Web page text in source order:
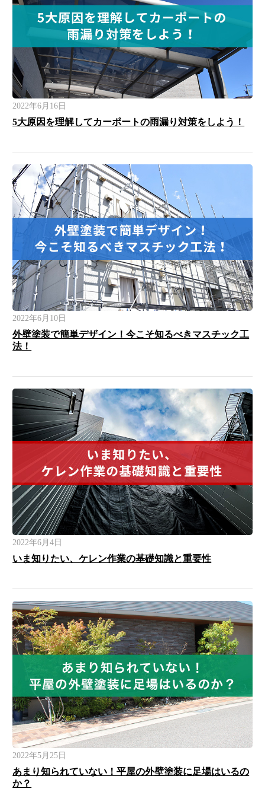
2022年6月16日
5大原因を理解してカーポートの雨漏り対策をしよう！
2022年6月10日
外壁塗装で簡単デザイン！今こそ知るべきマスチック工
法！
2022年6月4日
いま知りたい、ケレン作業の基礎知識と重要性
2022年5月25日
あまり知られていない！平屋の外壁塗装に足場はいるの
か？